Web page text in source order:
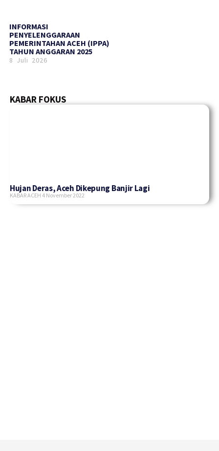
INFORMASI
PENYELENGGARAAN
PEMERINTAHAN ACEH (IPPA)
TAHUN ANGGARAN 2025
8 Juli 2026
KABAR FOKUS
Hujan Deras, Aceh Dikepung Banjir Lagi
KABAR ACEH 4 November 2022